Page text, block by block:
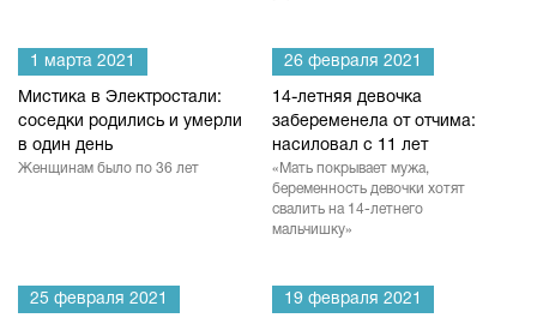
1 марта 2021
Мистика в Электростали:
соседки родились и умерли
в один день
Женщинам было по 36 лет
26 февраля 2021
14-летняя девочка
забеременела от отчима:
насиловал с 11 лет
«Мать покрывает мужа,
беременность девочки хотят
свалить на 14-летнего
мальчишку»
25 февраля 2021 19 февраля 2021